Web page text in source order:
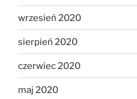
wrzesień 2020
sierpień 2020
czerwiec 2020
maj 2020